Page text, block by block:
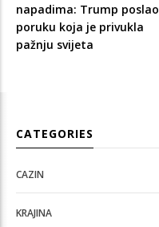
napadima: Trump poslao
poruku koja je privukla
pažnju svijeta
CATEGORIES
CAZIN
KRAJINA